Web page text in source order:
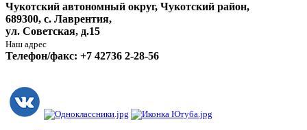
Чукотский автономный округ, Чукотский район,
689300, с. Лаврентия,
ул. Советская, д.15
Наш адрес
Телефон/факс: +7 42736 2-28-56